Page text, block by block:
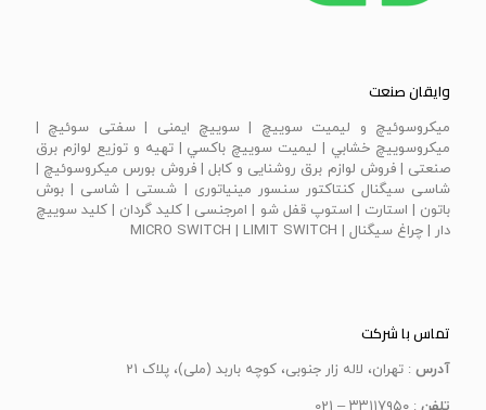
وایقان صنعت
ميكروسوئيچ و ليميت سوييچ | سویيچ ايمنی | سفتی سوئيچ |
ميكروسوييچ خشابي | ليميت سوييچ باكسي | تهیه و توزیع لوازم برق
صنعتی | فروش لوازم برق روشنایی و کابل | فروش بورس میکروسوئیچ |
شاسی سیگنال کنتاکتور سنسور مینیاتوری | شستی | شاسی | بوش
باتون | استارت | استوپ قفل شو | امرجنسی | كليد گردان | كليد سوييچ
دار | چراغ سيگنال | MICRO SWITCH | LIMIT SWITCH
تماس با شرکت
آدرس : تهران، لاله زار جنوبی، کوچه باربد (ملی)، پلاک 21